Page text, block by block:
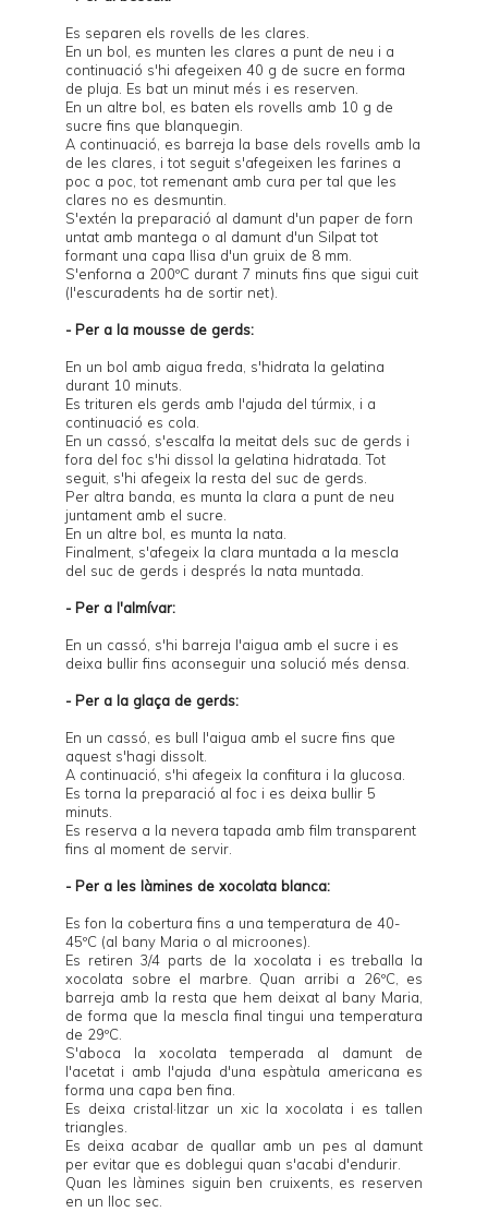
Es separen els rovells de les clares.
En un bol, es munten les clares a punt de neu i a
continuació s'hi afegeixen 40 g de sucre en forma
de pluja. Es bat un minut més i es reserven.
En un altre bol, es baten els rovells amb 10 g de
sucre fins que blanquegin.
A continuació, es barreja la base dels rovells amb la
de les clares, i tot seguit s'afegeixen les farines a
poc a poc, tot remenant amb cura per tal que les
clares no es desmuntin.
S'extén la preparació al damunt d'un paper de forn
untat amb mantega o al damunt d'un Silpattot
formant una capa llisa d'un gruix de 8 mm.
S'enforna a 200ºC durant 7 minuts fins que sigui cuit
(l'escuradents ha de sortir net).
- Per a la mousse de gerds:
En un bol amb aigua freda, s'hidrata la gelatina
durant 10 minuts.
Es trituren els gerds amb l'ajuda del túrmix, i a
continuació es cola.
En un cassó, s'escalfa la meitat dels suc de gerds i
fora del foc s'hi dissol la gelatina hidratada. Tot
seguit, s'hi afegeix la resta del suc de gerds.
Per altra banda, es munta la clara a punt de neu
juntament amb el sucre.
En un altre bol, es munta la nata.
Finalment, s'afegeix la clara muntada a la mescla
del suc de gerds i després la nata muntada.
- Per a l'almívar:
En un cassó, s'hi barreja l'aigua amb el sucre i es
deixa bullir fins aconseguir una solució més densa.
- Per a la glaça de gerds:
En un cassó, es bull l'aigua amb el sucre fins que
aquest s'hagi dissolt.
A continuació, s'hi afegeix la confitura i la glucosa.
Es torna la preparació al foc i es deixa bullir 5
minuts.
Es reserva a la nevera tapada amb film transparent
fins al moment de servir.
- Per a les làmines de xocolata blanca:
Es fon la cobertura fins a una temperatura de 40-
45ºC (al bany Maria o al microones).
Es retiren 3/4 parts de la xocolata i es treballa la
xocolata sobre el marbre. Quan arribi a 26ºC, es
barreja amb la resta que hem deixat al bany Maria,
de forma que la mescla final tingui una temperatura
de 29ºC.
S'aboca la xocolata temperada al damunt de
l'acetat i amb l'ajuda d'una espàtula americana es
forma una capa ben fina.
Es deixa cristal·litzar un xic la xocolata i es tallen
triangles.
Es deixa acabar de quallar amb un pes al damunt
per evitar que es doblegui quan s'acabi d'endurir.
Quan les làmines siguin ben cruixents, es reserven
en un lloc sec.